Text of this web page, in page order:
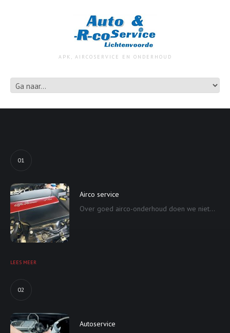
APK, AIRCOSERVICE EN ONDERHOUD
01
Airco service
Over goed airco-onderhoud doen we niet...
LEES MEER
02
Autoservice